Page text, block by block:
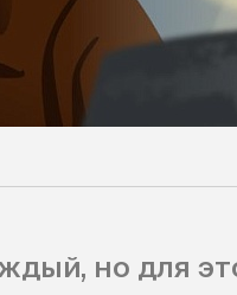
но для